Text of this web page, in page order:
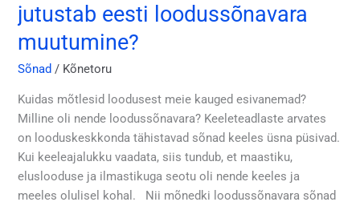
jutustab eesti loodussõnavara
muutumine?
Sõnad / Kõnetoru
Kuidas mõtlesid loodusest meie kauged esivanemad?
Milline oli nende loodussõnavara? Keeleteadlaste arvates
on looduskeskkonda tähistavad sõnad keeles üsna püsivad.
Kui keeleajalukku vaadata, siis tundub, et maastiku,
eluslooduse ja ilmastikuga seotu oli nende keeles ja
meeles olulisel kohal. Nii mõnedki loodussõnavara sõnad
see
keeles.
jutustab
eesti
loodussõnavara
muutumine?